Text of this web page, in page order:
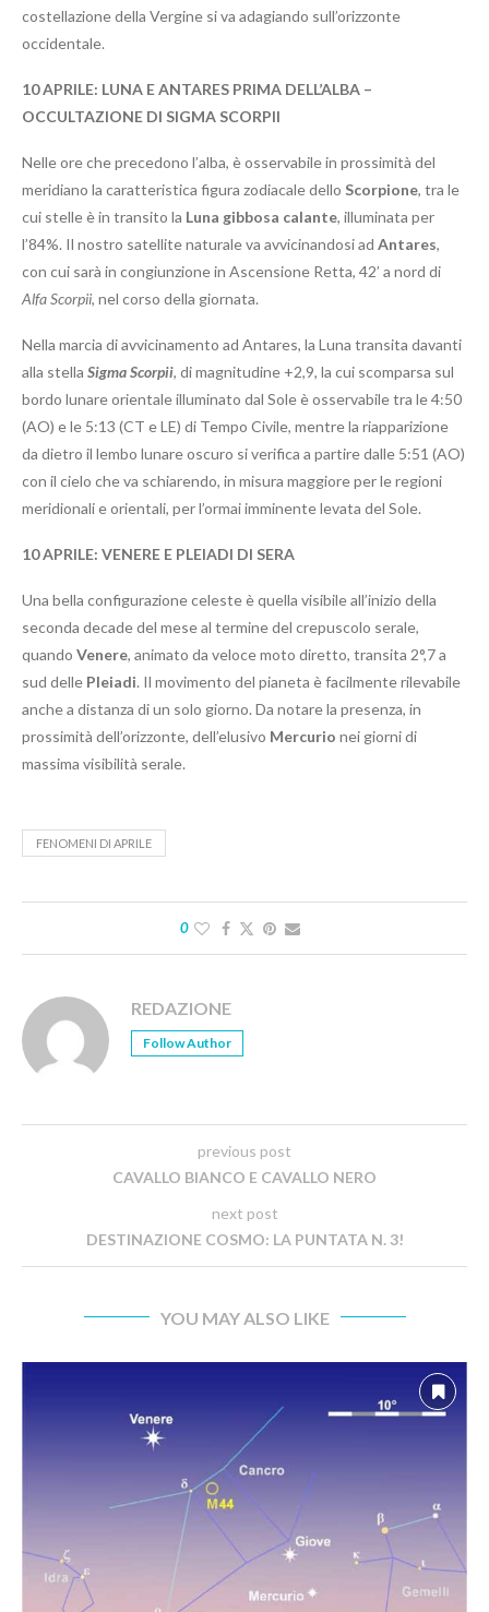
costellazione della Vergine si va adagiando sull’orizzonte
occidentale.
10APRILE: LUNA E ANTARES PRIMA DELL’ALBA –
OCCULTAZIONE DI SIGMA SCORPII
Nelle ore che precedono l’alba, è osservabile in prossimità del
meridiano la caratteristica figura zodiacale dello Scorpione, tra le
cui stelle è in transito la Luna gibbosa calante, illuminata per
l’84%. Il nostro satellite naturale va avvicinandosi ad Antares,
con cui sarà in congiunzione in Ascensione Retta, 42’ a nord di
Alfa Scorpii, nel corso della giornata.
Nella marcia di avvicinamento ad Antares, la Luna transita davanti
alla stella Sigma Scorpii, di magnitudine +2,9, la cui scomparsa sul
bordo lunare orientale illuminato dal Sole è osservabile tra le 4:50
(AO) e le 5:13 (CT e LE) di Tempo Civile, mentre la riapparizione
da dietro il lembo lunare oscuro si verifica a partire dalle 5:51 (AO)
con il cielo che va schiarendo, in misura maggiore per le regioni
meridionali e orientali, per l’ormai imminente levata del Sole.
10 APRILE: VENERE E PLEIADI DI SERA
Una bella configurazione celeste è quella visibile all’inizio della
seconda decade del mese al termine del crepuscolo serale,
quando Venere, animato da veloce moto diretto, transita 2°,7 a
sud delle Pleiadi. Il movimento del pianeta è facilmente rilevabile
anche a distanza di un solo giorno. Da notare la presenza, in
prossimità dell’orizzonte, dell’elusivo Mercurio nei giorni di
massima visibilità serale.
FENOMENI DI APRILE
0
REDAZIONE
Follow Author
previous post
CAVALLO BIANCO E CAVALLO NERO
next post
DESTINAZIONE COSMO: LA PUNTATA N. 3!
YOU MAY ALSO LIKE